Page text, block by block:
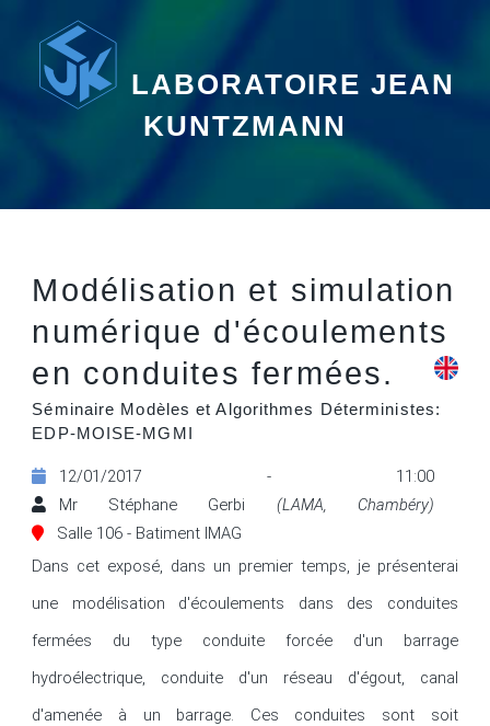
LABORATOIRE JEAN
KUNTZMANN
Modélisation et simulation
numérique d'écoulements
en conduites fermées.
Séminaire Modèles et Algorithmes Déterministes:
EDP-MOISE-MGMI
12/01/2017 - 11:00
Mr Stéphane Gerbi (LAMA, Chambéry)
Salle 106 - Batiment IMAG
Dans cet exposé, dans un premier temps, je présenterai
une modélisation d'écoulements dans des conduites
fermées du type conduite forcée d'un barrage
hydroélectrique, conduite d'un réseau d'égout, canal
d'amenée à un barrage. Ces conduites sont soit